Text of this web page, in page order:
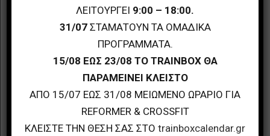
TRAINBOX
Διεύθυνση: Λεωφόρος Αμαρουσίου 58,
Πεύκη
e-mail: trainboxx@gmail.com
Follow Us
ΛΕΙΤΟΥΡΓΕΙ 9:00 – 18:00.
31/07ΣΤΑΜΑΤΟΥΝ ΤΑ ΟΜΑΔΙΚΑ
ΠΡΟΓΡΑΜΜΑΤΑ.
15/08 ΕΩΣ 23/08 ΤΟ TRAINBOX ΘΑ
ΠΑΡΑΜΕΙΝΕΙ ΚΛΕΙΣΤΟ
ΑΠΟ 15/07 ΕΩΣ 31/08 ΜΕΙΩΜΕΝΟ ΩΡΑΡΙΟ ΓΙΑ
REFORMER & CROSSFIT
ΚΛΕΙΣΤΕ ΤΗΝ ΘΕΣΗ ΣΑΣ ΣΤΟ trainboxcalendar.gr